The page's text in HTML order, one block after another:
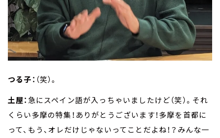
つる子： （笑）。
土屋： 急にスペイン語が入っちゃいましたけど（笑）。それ
くらい多摩の特集！ありがとうございます！多摩を首都に
って、もう、オレだけじゃないってことだよね！？みんな一